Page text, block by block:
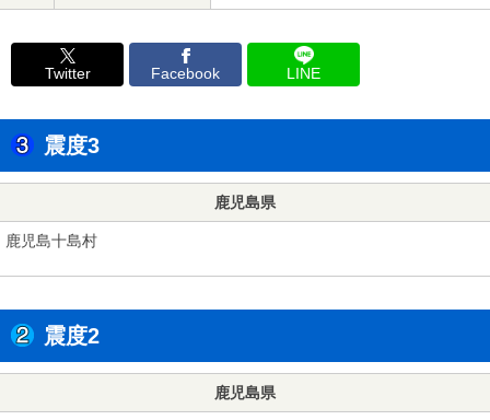
Twitter Facebook LINE
震度3
鹿児島県
鹿児島十島村
震度2
鹿児島県